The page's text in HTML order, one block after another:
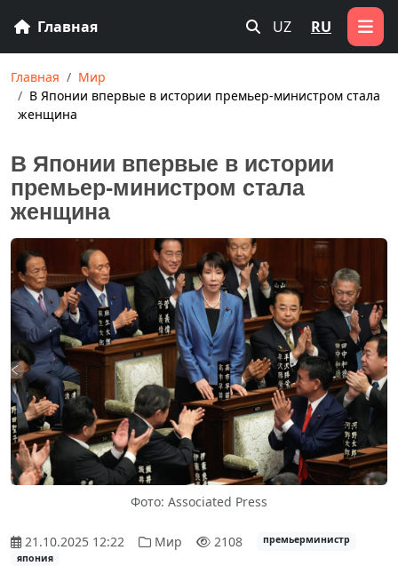
Главная UZ RU
Главная
Мир
В Японии впервые в истории премьер-министром стала
женщина
В Японии впервые в истории
премьер-министром стала
женщина
Фото: Associated Press
21.10.2025 12:22 Мир 2108
премьерминистр
япония